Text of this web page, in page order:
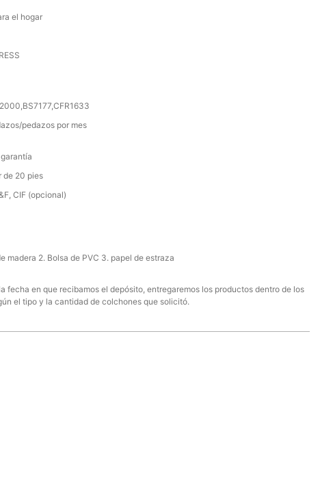
el hogar
pedazos por mes
de 20 pies
CIF (opcional)
madera 2. Bolsa de PVC 3. papel de estraza
fecha en que recibamos el depósito, entregaremos los productos dentro de los
el tipo y la cantidad de colchones que solicitó.